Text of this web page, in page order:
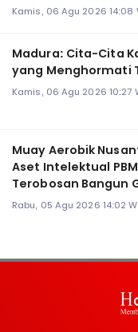
Kamis, 06 Agu 2026 14:08
Madura: Cita-Cita
yang Menghormati
Kamis, 06 Agu 2026 10:27
Muay Aerobik
Aset Intelektual
Terobosan Bangun
Rabu, 05 Agu 2026 14:02